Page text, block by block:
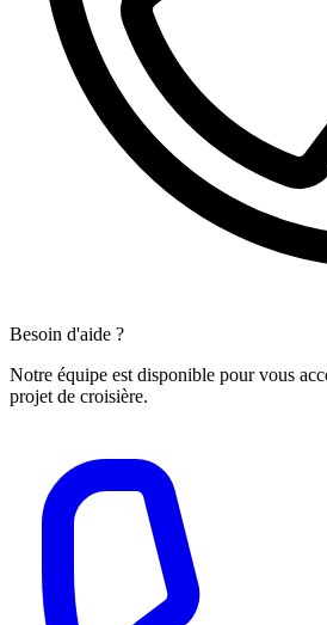
Besoin d'aide ?
Notre équipe est disponible pour vous
projet de croisière.